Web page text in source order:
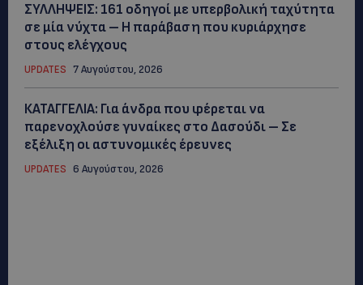
ΣΥΛΛΗΨΕΙΣ: 161 οδηγοί με υπερβολική ταχύτητα
σε μία νύχτα – Η παράβαση που κυριάρχησε
στους ελέγχους
UPDATES 7 Αυγούστου, 2026
ΚΑΤΑΓΓΕΛΙΑ: Για άνδρα που φέρεται να
παρενοχλούσε γυναίκες στο Δασούδι – Σε
εξέλιξη οι αστυνομικές έρευνες
UPDATES 6 Αυγούστου, 2026